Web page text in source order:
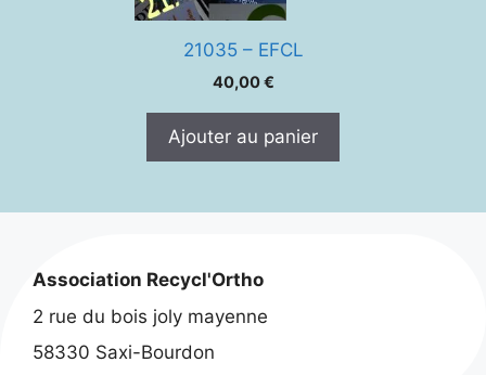
21035 – EFCL
40,00€
Ajouter au panier
Association Recycl'Ortho
2 rue du bois joly mayenne
58330 Saxi-Bourdon